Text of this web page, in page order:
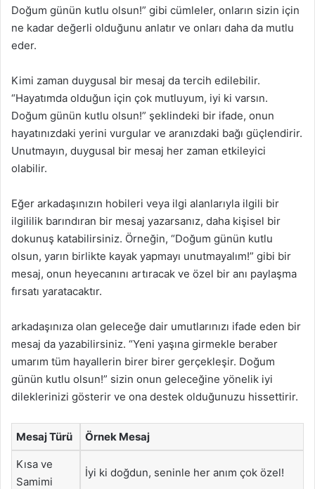
Doğum günün kutlu olsun!” gibi cümleler, onların sizin için
ne kadar değerli olduğunu anlatır ve onları daha da mutlu
eder.
Kimi zaman duygusal bir mesaj da tercih edilebilir.
“Hayatımda olduğun için çok mutluyum, iyi ki varsın.
Doğum günün kutlu olsun!” şeklindeki bir ifade, onun
hayatınızdaki yerini vurgular ve aranızdaki bağı güçlendirir.
Unutmayın, duygusal bir mesaj her zaman etkileyici
olabilir.
Eğer arkadaşınızın hobileri veya ilgi alanlarıyla ilgili bir
ilgililik barındıran bir mesaj yazarsanız, daha kişisel bir
dokunuş katabilirsiniz. Örneğin, “Doğum günün kutlu
olsun, yarın birlikte kayak yapmayı unutmayalım!” gibi bir
mesaj, onun heyecanını artıracak ve özel bir anı paylaşma
fırsatı yaratacaktır.
arkadaşınıza olan geleceğe dair umutlarınızı ifade eden bir
mesaj da yazabilirsiniz. “Yeni yaşına girmekle beraber
umarım tüm hayallerin birer birer gerçekleşir. Doğum
günün kutlu olsun!” sizin onun geleceğine yönelik iyi
dileklerinizi gösterir ve ona destek olduğunuzu hissettirir.
Mesaj Türü Örnek Mesaj
Kısa ve
Samimi
İyi ki doğdun, seninle her anım çok özel!